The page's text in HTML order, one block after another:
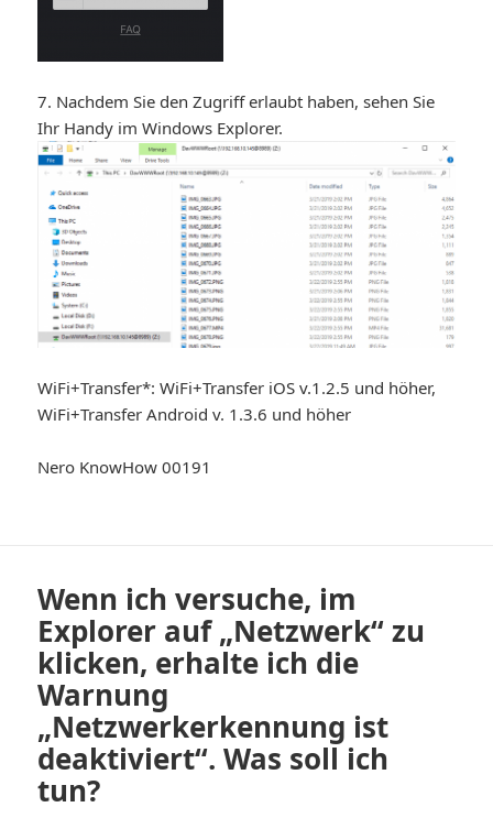
7. Nachdem Sie den Zugriff erlaubt haben, sehen Sie
Ihr Handy im Windows Explorer.
WiFi+Transfer*: WiFi+Transfer iOS v.1.2.5 und höher,
WiFi+Transfer Android v. 1.3.6 und höher
Nero KnowHow 00191
Wenn ich versuche, im
Explorer auf „Netzwerk“ zu
klicken, erhalte ich die
Warnung
„Netzwerkerkennung ist
deaktiviert“. Was soll ich
tun?